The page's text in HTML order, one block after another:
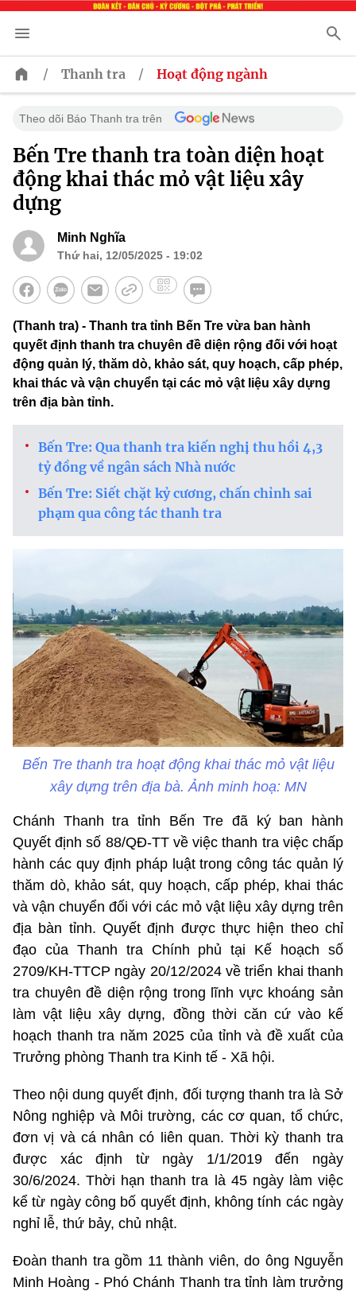
/ Thanh tra / Hoạt động ngành
Theo dõi Báo Thanh tra trên
Bến Tre thanh tra toàn diện hoạt
động khai thác mỏ vật liệu xây
dựng
Minh Nghĩa
Thứ hai, 12/05/2025 - 19:02
(Thanh tra) - Thanh tra tỉnh Bến Tre vừa ban hành
quyết định thanh tra chuyên đề diện rộng đối với hoạt
động quản lý, thăm dò, khảo sát, quy hoạch, cấp phép,
khai thác và vận chuyển tại các mỏ vật liệu xây dựng
trên địa bàn tỉnh.
Bến Tre: Qua thanh tra kiến nghị thu hồi 4,3
tỷ đồng về ngân sách Nhà nước
Bến Tre: Siết chặt kỷ cương, chấn chỉnh sai
phạm qua công tác thanh tra
Bến Tre thanh tra hoạt động khai thác mỏ vật liệu
xây dựng trên địa bà. Ảnh minh hoạ: MN
Chánh Thanh tra tỉnh Bến Tre đã ký ban hành
Quyết định số 88/QĐ-TT về việc thanh tra việc chấp
hành các quy định pháp luật trong công tác quản lý
thăm dò, khảo sát, quy hoạch, cấp phép, khai thác
và vận chuyển đối với các mỏ vật liệu xây dựng trên
địa bàn tỉnh. Quyết định được thực hiện theo chỉ
đạo của Thanh tra Chính phủ tại Kế hoạch số
2709/KH-TTCP ngày 20/12/2024 về triển khai thanh
tra chuyên đề diện rộng trong lĩnh vực khoáng sản
làm vật liệu xây dựng, đồng thời căn cứ vào kế
hoạch thanh tra năm 2025 của tỉnh và đề xuất của
Trưởng phòng Thanh tra Kinh tế - Xã hội.
Theo nội dung quyết định, đối tượng thanh tra là Sở
Nông nghiệp và Môi trường, các cơ quan, tổ chức,
đơn vị và cá nhân có liên quan. Thời kỳ thanh tra
được xác định từ ngày 1/1/2019 đến ngày
30/6/2024. Thời hạn thanh tra là 45 ngày làm việc
kể từ ngày công bố quyết định, không tính các ngày
nghỉ lễ, thứ bảy, chủ nhật.
Đoàn thanh tra gồm 11 thành viên, do ông Nguyễn
Minh Hoàng - Phó Chánh Thanh tra tỉnh làm trưởng